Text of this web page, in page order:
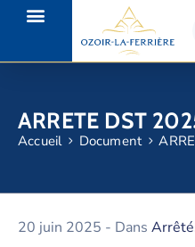
ARRETE DST
Accueil Document
20 juin 2025 - Dans